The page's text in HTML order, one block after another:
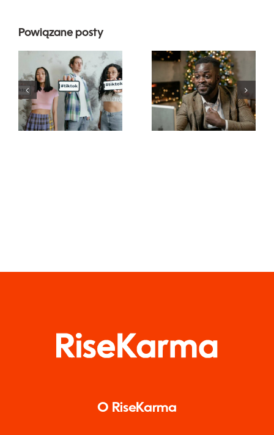
Powiązane posty
Najlepsze
aplikacje do
edytowania
wideo do
tworzenia
dzieł na
Jak ukryć
obserwujących
na LinkedIn,
aby
zachować
O RiseKarma